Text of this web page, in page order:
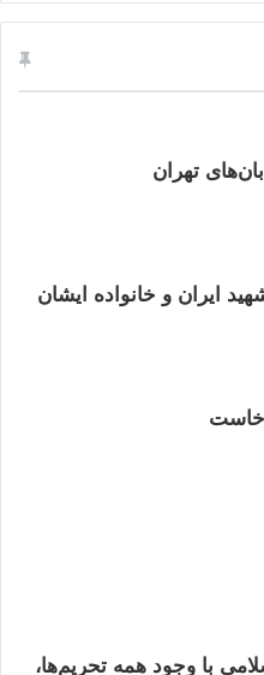
تهران
ایران و خانواده ایشان
با وجود همه تحریم‌ها،